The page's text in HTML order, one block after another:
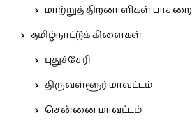
மாற்றுத் திறனாளிகள் பாசறை
தமிழ்நாட்டுக் கிளைகள்
புதுச்சேரி
திருவள்ளூர் மாவட்டம்
சென்னை மாவட்டம்